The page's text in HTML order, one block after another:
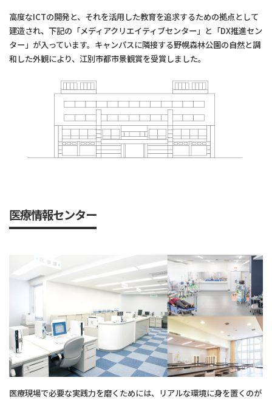
高度なICTの開発と、それを活用した教育を追求するための拠点として
建造され、下記の「メディアクリエイティブセンター」と「DX推進セン
ター」が入っています。キャンパスに隣接する野幌森林公園の自然と調
和した外観により、江別市都市景観賞を受賞しました。
医療情報センター
医療現場で必要な実践力を磨くためには、リアルな環境に身を置くのが